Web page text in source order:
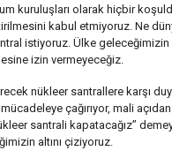
kuruluşları olarak hiçbir
kabul etmiyoruz. Ne
istiyoruz. Ülke geleceğimizin
izin vermeyeceğiz.
nükleer santrallere karşı
mücadeleye çağırıyor, mali
santrali kapatacağız”
altını çiziyoruz.